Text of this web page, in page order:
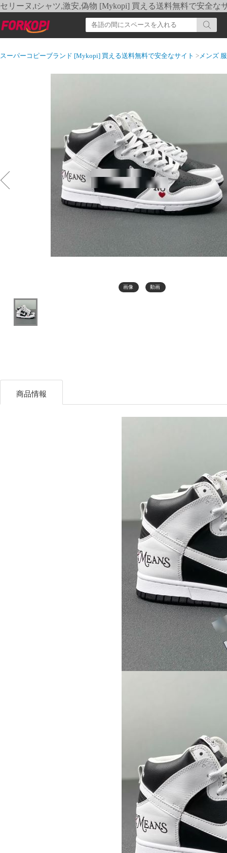
セリーヌ,tシャツ,激安,偽物 [Mykopi] 買える送料無料で安全な
スーパーコピーブランド [Mykopi] 買える送料無料で安全なサイト >メンズ 服
画像 動画
商品情報